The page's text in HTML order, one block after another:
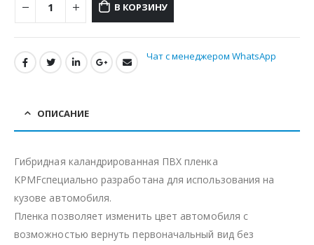
В КОРЗИНУ
Чат с менеджером WhatsApp
ОПИСАНИЕ
Гибридная каландрированная ПВХ пленка
KPMFспециально разработана для использования на
кузове автомобиля.
Пленка позволяет изменить цвет автомобиля с
возможностью вернуть первоначальный вид без